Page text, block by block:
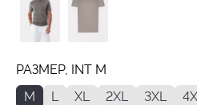
РАЗМЕР, INT M
M
L XL 2XL 3XL